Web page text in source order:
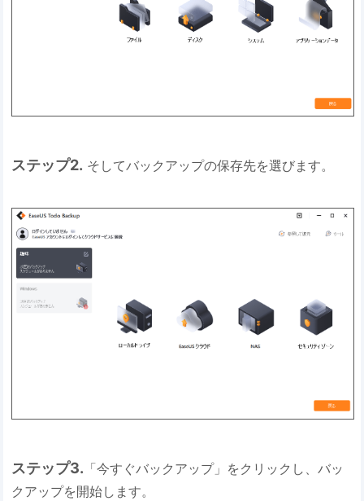
ステップ2. そしてバックアップの保存先を選びます。
ステップ3. 「今すぐバックアップ」をクリックし、バッ
クアップを開始します。